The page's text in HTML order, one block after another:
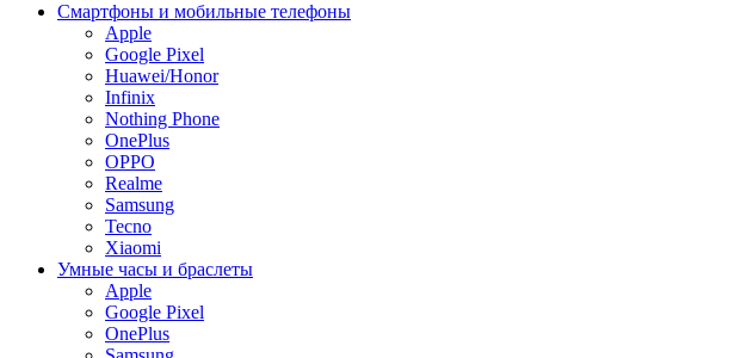
Смартфоны и мобильные телефоны
Apple
Google Pixel
Huawei/Honor
Infinix
Nothing Phone
OnePlus
OPPO
Realme
Samsung
Tecno
Xiaomi
Умные часы и браслеты
Apple
Google Pixel
OnePlus